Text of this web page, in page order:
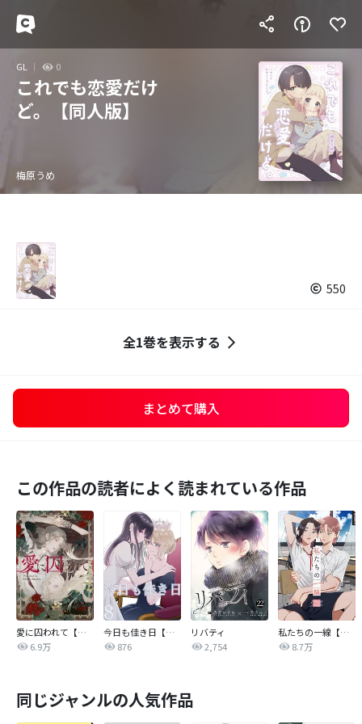
GL 0
これでも恋愛だけ
ど。【同人版】
梅原うめ
550
全1巻を表示する
まとめて購入
この作品の読者によく読まれている作品
愛に囚われて【タテヨミ】
6.9万
今日も佳き日【連載版】
876
リバティ
2,754
私たちの一線【タテヨミ】
8.7万
同じジャンルの人気作品